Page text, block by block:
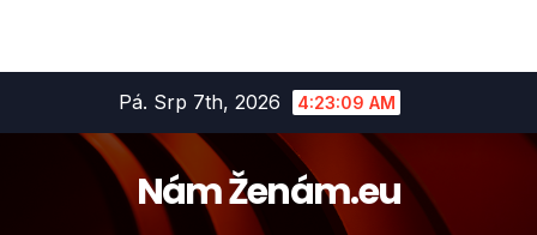
Pá. Srp 7th, 2026 4:23:10 AM
Nám Ženám.eu